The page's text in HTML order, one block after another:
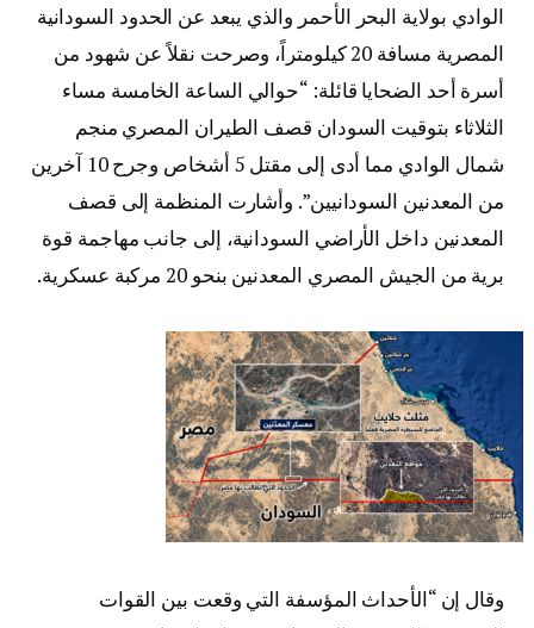
الوادي بولاية البحر الأحمر والذي يبعد عن الحدود السودانية
المصرية مسافة 20 كيلومتراً، وصرحت نقلاً عن شهود من
أسرة أحد الضحايا قائلة: “حوالي الساعة الخامسة مساء
الثلاثاء بتوقيت السودان قصف الطيران المصري منجم
شمال الوادي مما أدى إلى مقتل 5 أشخاص وجرح 10 آخرين
من المعدنين السودانيين”. وأشارت المنظمة إلى قصف
المعدنين داخل الأراضي السودانية، إلى جانب مهاجمة قوة
برية من الجيش المصري المعدنين بنحو 20 مركبة عسكرية.
وقال إن “الأحداث المؤسفة التي وقعت بين القوات